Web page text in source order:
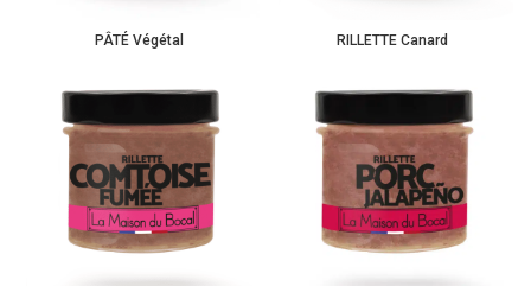
PÂTÉ Végétal RILLETTE Canard